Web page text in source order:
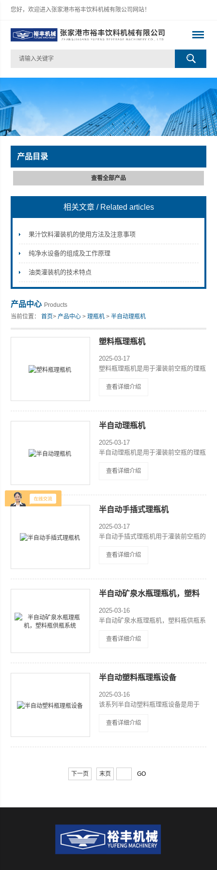
您好，欢迎进入张家港市裕丰饮料机械有限公司网站！
张家港市裕丰饮料机械有限公司
产品目录
查看全部产品
相关文章 / Related articles
果汁饮料灌装机的使用方法及注意事项
纯净水设备的组成及工作原理
油类灌装机的技术特点
产品中心 Products
当前位置：首页>产品中心 >理瓶机 >半自动理瓶机
塑料瓶理瓶机
2025-03-17
塑料瓶理瓶机是用于灌装前空瓶的理瓶
人工插瓶，旋转式理瓶机，经过风送连
查看详细介绍
半自动理瓶机
2025-03-17
半自动理瓶机是用于灌装前空瓶的理瓶
人工插瓶，旋转式理瓶机，经过风送连
查看详细介绍
半自动手插式理瓶机
2025-03-17
半自动手插式理瓶机用于灌装前空瓶的
性。人工插瓶，旋转式理瓶机，经过风
查看详细介绍
半自动矿泉水瓶理瓶机，塑料
2025-03-16
半自动矿泉水瓶理瓶机，塑料瓶供瓶系
饮料瓶等塑料瓶的理瓶，采用滚轮链条
查看详细介绍
半自动塑料瓶理瓶设备
2025-03-16
该系列半自动塑料瓶理瓶设备是用于
塑料瓶的理瓶，采用滚轮链条式理瓶系
查看详细介绍
下一页 末页